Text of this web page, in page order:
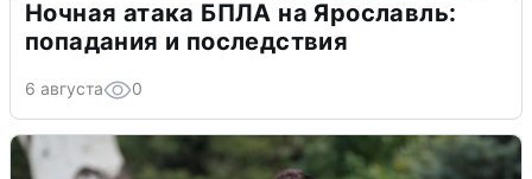
Ночная атака БПЛА на Ярославль:
попадания и последствия
6 августа 0